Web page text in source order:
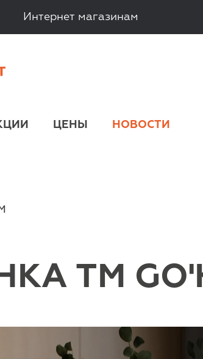
Интернет магазинам
ЦЕНЫ НОВОСТИ
TM